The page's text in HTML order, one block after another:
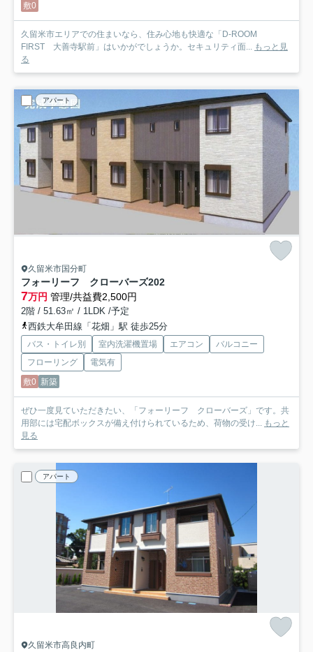
敷0
久留米市エリアでの住まいなら、住み心地も快適な「D-ROOM
FIRST 大善寺駅前」はいかがでしょうか。セキュリティ面... もっと見
る
アパート
久留米市国分町
フォーリーフ クローバーズ202
7万円 管理/共益費2,500円
2階 / 51.63㎡ / 1LDK /予定
西鉄大牟田線「花畑」駅 徒歩25分
バス・トイレ別 室内洗濯機置場 エアコン
バルコニー
フローリング
電気有
敷0 新築
ぜひ一度見ていただきたい、「フォーリーフ クローバーズ」です。共
用部には宅配ボックスが備え付けられているため、荷物の受け... もっと
見る
アパート
久留米市高良内町